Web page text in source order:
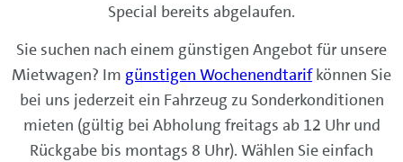
Special bereits abgelaufen.
Sie suchen nach einem günstigen Angebot für unsere
Mietwagen? Im günstigen Wochenendtarifkönnen Sie
bei uns jederzeit ein Fahrzeug zu Sonderkonditionen
mieten (gültig bei Abholung freitags ab 12 Uhr und
Rückgabe bis montags 8 Uhr). Wählen Sie einfach